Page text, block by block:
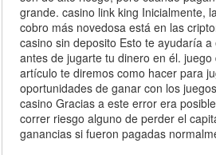
grande. casino link king Inicialmente,
cobro más novedosa está en las
casino sin deposito Esto te ayudaría
antes de jugarte tu dinero en él.
artículo te diremos como hacer para
oportunidades de ganar con los
casino Gracias a este error era
correr riesgo alguno de perder el
ganancias si fueron pagadas